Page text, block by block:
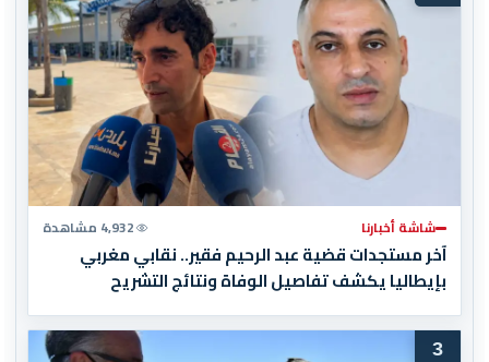
شاشة أخبارنا 4,932 مشاهدة
آخر مستجدات قضية عبد الرحيم فقير.. نقابي مغربي
بإيطاليا يكشف تفاصيل الوفاة ونتائج التشريح
3